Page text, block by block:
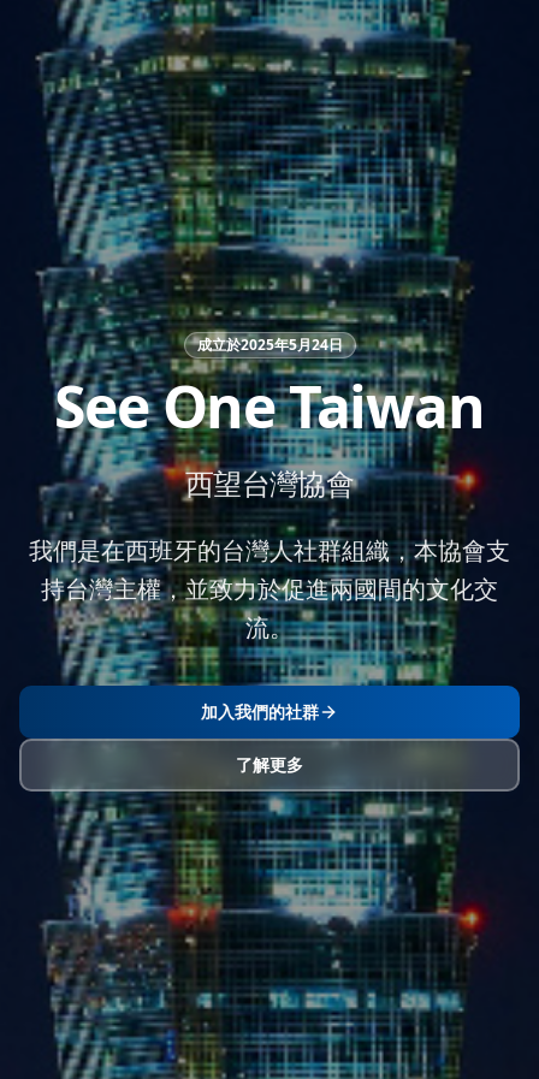
成立於2025年5月24日
See One Taiwan
西望台灣協會
我們是在西班牙的台灣人社群組織，本協會支
持台灣主權，並致力於促進兩國間的文化交
流。
加入我們的社群
了解更多